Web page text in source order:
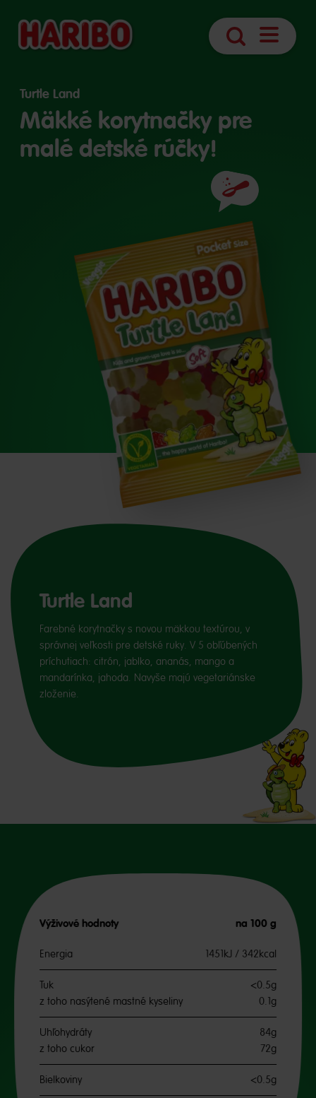
HľadanieOtvoriť
Turtle Land
Mäkké korytnačky pre
malé detské rúčky!
Prísady
Turtle Land
Farebné korytnačky s novou mäkkou textúrou, v
správnej veľkosti pre detské ruky. V 5 obľúbených
príchutiach: citrón, jablko, ananás, mango a
mandarínka, jahoda. Navyše majú vegetariánske
zloženie.
Výživové hodnoty na 100 g
Energia 1451kJ / 342kcal
Tuk
<0.5g
z toho nasýtené mastné kyseliny
0.1g
Uhľohydráty
84g
z toho cukor
72g
Bielkoviny <0.5g